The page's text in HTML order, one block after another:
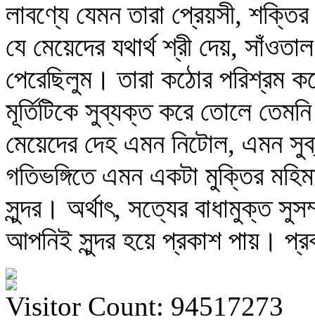
লাবণ্যে যেমন তারা প্রেয়সী,
যে মেয়েদের যথার্থ শ্রী দেয়,
পেরেছিলুম। তারা কঠোর পরিশ্রম
মূর্তিটিকে সুব্যক্ত করে তোলে
মেয়েদের দেহ এমন নিটোল, এমন
গতিভঙ্গিতে এমন একটা মুক্তির
সুন্দর। অর্থাৎ, সত্যের বাধামুক্ত
আপনিই সুন্দর হয়ে প্রকাশ পায়।
Visitor Count: 94517273